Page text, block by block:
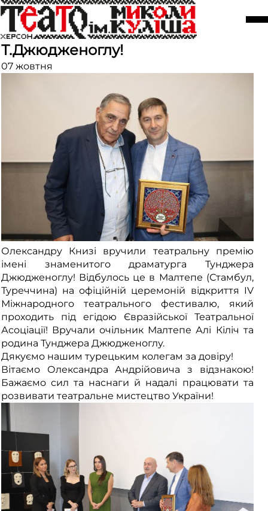
Олександру Книзі вручили
театральну премію ім.
Т.Джюдженоглу!
07 жовтня
Олександру Книзі вручили театральну премію
імені знаменитого драматурга Тунджера
Джюдженоглу! Відбулось це в Малтепе (Стамбул,
Туреччина) на офіційній церемоній відкриття IV
Міжнародного театрального фестивалю, який
проходить під егідою Євразійської Театральної
Асоціації! Вручали очільник Малтепе Алі Кіліч та
родина Тунджера Джюдженоглу.
Дякуємо нашим турецьким колегам за довіру!
Вітаємо Олександра Андрійовича з відзнакою!
Бажаємо сил та наснаги й надалі працювати та
розвивати театральне мистецтво України!